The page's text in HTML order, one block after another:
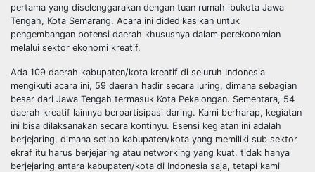
pertama yang diselenggarakan dengan tuan rumah ibukota Jawa
Tengah, Kota Semarang. Acara ini didedikasikan untuk
pengembangan potensi daerah khususnya dalam perekonomian
melalui sektor ekonomi kreatif.
Ada 109 daerah kabupaten/kota kreatif di seluruh Indonesia
mengikuti acara ini, 59 daerah hadir secara luring, dimana sebagian
besar dari Jawa Tengah termasuk Kota Pekalongan. Sementara, 54
daerah kreatif lainnya berpartisipasi daring. Kami berharap, kegiatan
ini bisa dilaksanakan secara kontinyu. Esensi kegiatan ini adalah
berjejaring, dimana setiap kabupaten/kota yang memiliki sub sektor
ekraf itu harus berjejaring atau networking yang kuat, tidak hanya
berjejaring antara kabupaten/kota di Indonesia saja, tetapi kami